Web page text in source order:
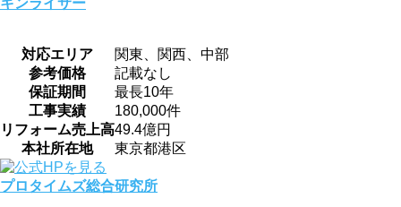
キンライサー
対応エリア
関東、関西、中部
参考価格
記載なし
保証期間
最長10年
工事実績
180,000件
リフォーム売上高49.4億円
本社所在地
東京都港区
プロタイムズ総合研究所